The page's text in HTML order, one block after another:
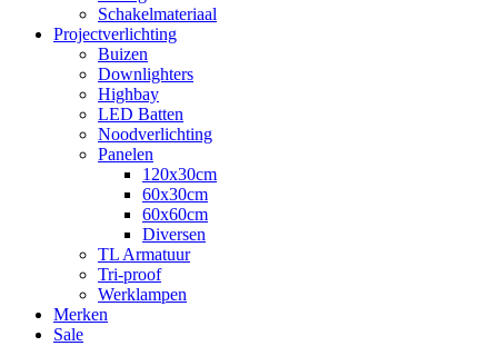
Schakelmateriaal
Projectverlichting
Buizen
Downlighters
Highbay
LED Batten
Noodverlichting
Panelen
120x30cm
60x30cm
60x60cm
Diversen
TL Armatuur
Tri-proof
Werklampen
Merken
Sale